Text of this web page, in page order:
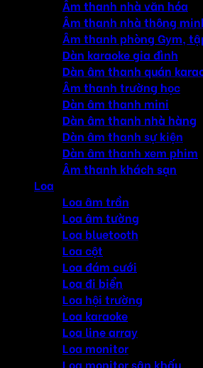
Âm thanh nhà văn hóa
Âm thanh nhà thông
Âm thanh phòng Gym,
Dàn karaoke gia đình
Dàn âm thanh quán
Âm thanh trường học
Dàn âm thanh mini
Dàn âm thanh nhà hàng
Dàn âm thanh sự kiện
Dàn âm thanh xem phim
Âm thanh khách sạn
Loa
Loa âm trần
Loa âm tường
Loa bluetooth
Loa cột
Loa đám cưới
Loa đi biển
Loa hội trường
Loa karaoke
Loa line array
Loa monitor
Loa monitor sân khấu